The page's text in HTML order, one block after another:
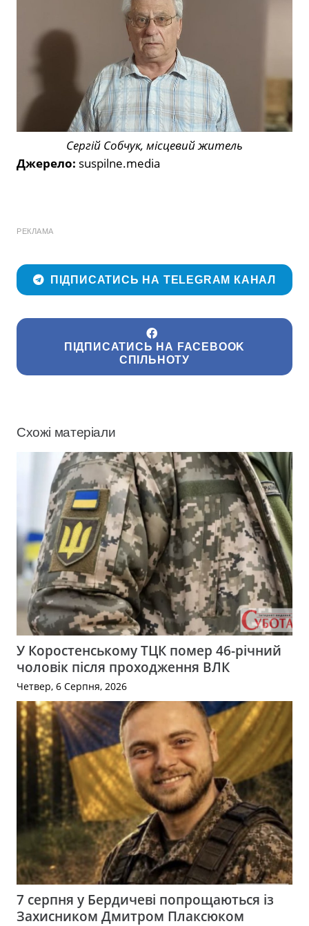
Сергій Собчук, місцевий житель
Джерело: suspilne.media
РЕКЛАМА
ПІДПИСАТИСЬ НА TELEGRAM КАНАЛ
ПІДПИСАТИСЬ НА FACEBOOK
СПІЛЬНОТУ
Схожі матеріали
У Коростенському ТЦК помер 46-річний
чоловік після проходження ВЛК
Четвер, 6 Серпня, 2026
7 серпня у Бердичеві попрощаються із
Захисником Дмитром Плаксюком